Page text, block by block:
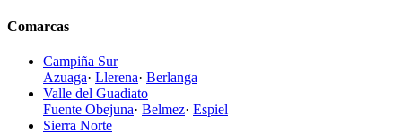
Comarcas
Campiña Sur
Azuaga· Llerena· Berlanga
Valle del Guadiato
Fuente Obejuna· Belmez· Espiel
Sierra Norte